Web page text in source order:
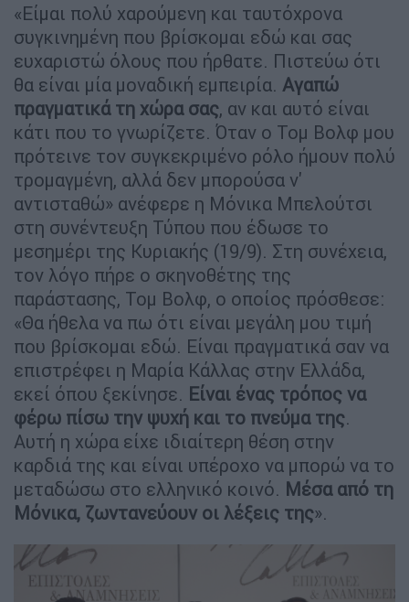
«Είμαι πολύ χαρούμενη και ταυτόχρονα
συγκινημένη που βρίσκομαι εδώ και σας
ευχαριστώ όλους που ήρθατε. Πιστεύω ότι
θα είναι μία μοναδική εμπειρία. Αγαπώ
πραγματικά τη χώρα σας, αν και αυτό είναι
κάτι που το γνωρίζετε. Όταν ο Τομ Βολφ μου
πρότεινε τον συγκεκριμένο ρόλο ήμουν πολύ
τρομαγμένη, αλλά δεν μπορούσα ν'
αντισταθώ» ανέφερε η Μόνικα Μπελούτσι
στη συνέντευξη Τύπου που έδωσε το
μεσημέρι της Κυριακής (19/9). Στη συνέχεια,
τον λόγο πήρε ο σκηνοθέτης της
παράστασης, Τομ Βολφ, ο οποίος πρόσθεσε:
«Θα ήθελα να πω ότι είναι μεγάλη μου τιμή
που βρίσκομαι εδώ. Είναι πραγματικά σαν να
επιστρέφει η Μαρία Κάλλας στην Ελλάδα,
εκεί όπου ξεκίνησε. Είναι ένας τρόπος να
φέρω πίσω την ψυχή και το πνεύμα της.
Αυτή η χώρα είχε ιδιαίτερη θέση στην
καρδιά της και είναι υπέροχο να μπορώ να το
μεταδώσω στο ελληνικό κοινό. Μέσα από τη
Μόνικα, ζωντανεύουν οι λέξεις της».